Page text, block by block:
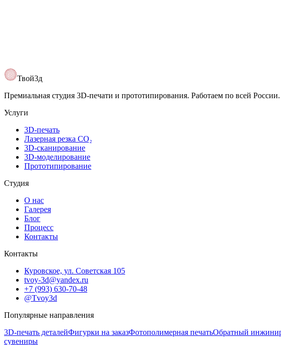
Твой3д
Премиальная студия 3D-печати и прототипирования. Работаем по всей России.
Услуги
3D-печать
Лазерная резка CO₂
3D-сканирование
3D-моделирование
Прототипирование
Студия
О нас
Галерея
Блог
Процесс
Контакты
Контакты
Куровское, ул. Советская 105
tvoy-3d@yandex.ru
+7 (993) 630-70-48
@Tvoy3d
Популярные направления
3D-печать деталейФигурки на заказФотополимерная печатьОбратный
сувениры